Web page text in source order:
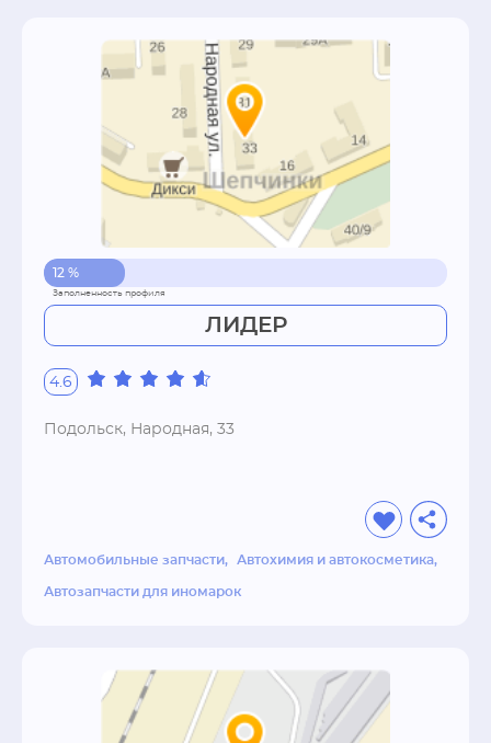
12 %
ЛИДЕР
4.6
Подольск, Народная, 33
Автомобильные запчасти Автохимия и автокосметика
Автозапчасти для иномарок